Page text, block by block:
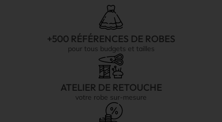
+500 RÉFÉRENCES DE ROBES
pour tous budgets et tailles
ATELIER DE RETOUCHE
votre robe sur-mesure